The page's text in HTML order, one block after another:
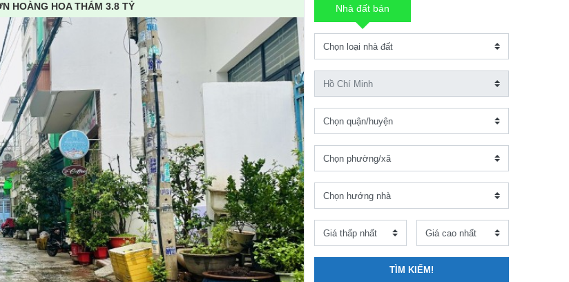
HOÀNG HOA THÁM 3.8 TỶ Nhà đất bán
TÌM KIẾM!